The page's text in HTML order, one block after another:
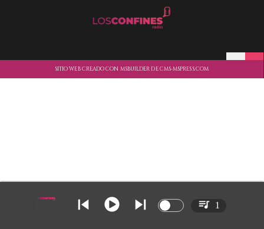
SITIO WEB CREADO CON MSBUILDER DE CMS-MSPRESS.COM
1